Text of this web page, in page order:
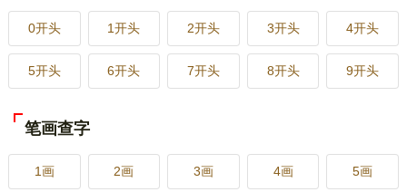
0开头 1开头 2开头 3开头 4开头
5开头 6开头 7开头 8开头 9开头
笔画查字
1画 2画 3画 4画 5画